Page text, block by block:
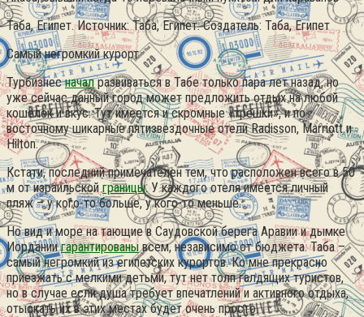
Таба, Египет. Источник: Таба, Египет. Создатель: Таба, Египет
Самый негромкий курорт
Турбизнесначалразвиваться в Табе только пара лет назад, но
уже сейчас данный город может предложить отдых на любой
кошелёк и вкус. Тут имеется и скромные «трешки», и по-
восточному шикарные пятизвездочные отели Radisson, Marriott и
Hilton.
Кстати, последний примечателен тем, что расположен всего в 50
м от израильскойграницы. У каждого отеля имеется личный
пляж – у кого-то больше, у кого-то меньше.
Но вид и море на тающие в Саудовской берега Аравии и дымке
Иорданиигарантированывсем, независимо от бюджета. Таба –
самый негромкий из египетских курортов. Ко мне прекрасно
приезжать с мелкими детьми, тут нет толп галдящих туристов,
но в случае если душа требует впечатлений и активного отдыха,
отыскать их в этих местах будет очень просто.